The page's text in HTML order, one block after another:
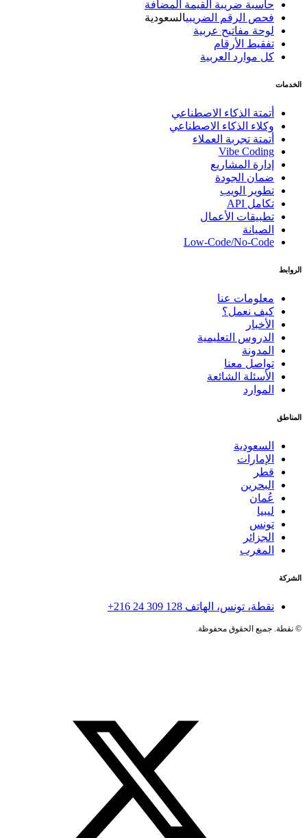
حاسبة ضريبة القيمة المضافة
فحص الرقم الضريبيالسعودية
لوحة مفاتيح عربية
تفقيط الأرقام
كل موارد العربية
الخدمات
أتمتة الذكاء الاصطناعي
وكلاء الذكاء الاصطناعي
أتمتة تجربة العملاء
Vibe Coding
إدارة المشاريع
ضمان الجودة
تطوير الويب
تكامل API
تطبيقات الأعمال
الصيانة
Low-Code/No-Code
الروابط
معلومات عنا
كيف نعمل؟
الأخبار
الدروس التعليمية
المدونة
تواصل معنا
الأسئلة الشائعة
الموارد
المناطق
السعودية
الإمارات
قطر
البحرين
عُمان
ليبيا
تونس
الجزائر
المغرب
الشركة
نقطة، تونس، الهاتف +216 24 309 128
©نقطة. جميع الحقوق محفوظة.